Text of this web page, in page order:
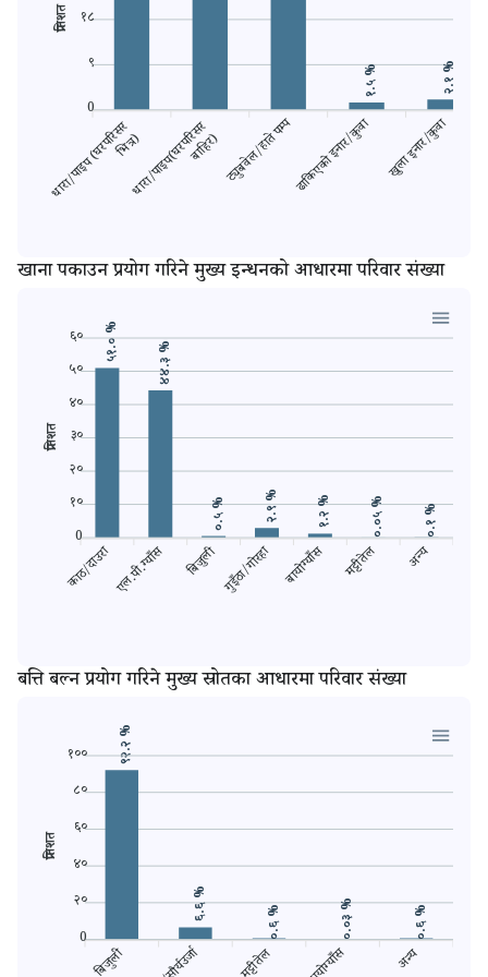
धारा/पाइप (घरपरिसर
भित्र)धारा/पाइप(घरपरिसर
बाहिर) ट्युबवेल/हाते पम्पढाकिएको इनार/कुवा खुला इनार/कुवा
१.५ % २.१ %
१८
९
0
प्रतिशत
खाना पकाउन प्रयोग गरिने मुख्य इन्धनको आधारमा परिवार संख्या
काठ/दाउराएल.पी.ग्याँस बिजुलीगुइँठा/गोरहा बायोग्याँस मट्टीतेल अन्य
५१.० % ४४.३ %
०.५ % २.९ % १.२ % ०.०५ % ०.१ %
६०
५०
४०
३०
२०
१०
0
प्रतिशत
बत्ति बल्न प्रयोग गरिने मुख्य स्रोतका आधारमा परिवार संख्या
बिजुली मट्टीतेल अन्य
९२.२ %
६.६ % ०.६ % ०.०३ % ०.६ %
१००
८०
६०
४०
२०
0
प्रतिशत